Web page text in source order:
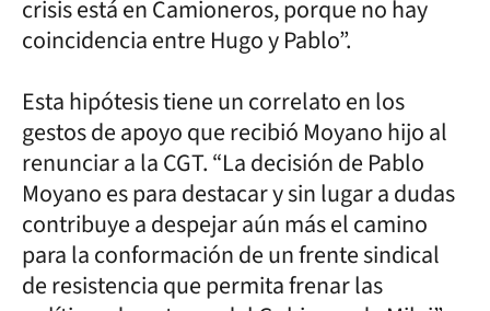
crisis está en Camioneros, porque no hay
coincidencia entre Hugo y Pablo”.
Esta hipótesis tiene un correlato en los
gestos de apoyo que recibió Moyano hijo al
renunciar a la CGT. “La decisión de Pablo
Moyano es para destacar y sin lugar a dudas
contribuye a despejar aún más el camino
para la conformación de un frente sindical
de resistencia que permita frenar las